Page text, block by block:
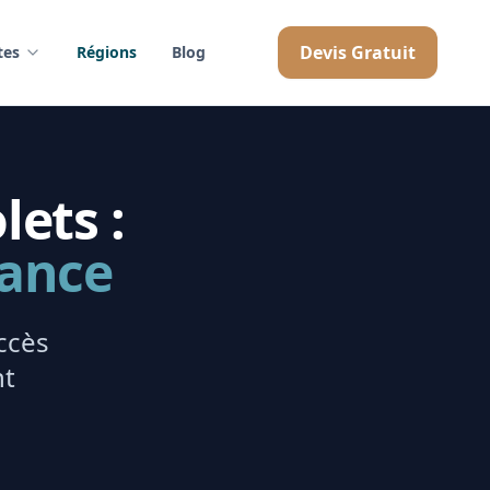
Régions Blog Devis Gratuit
: